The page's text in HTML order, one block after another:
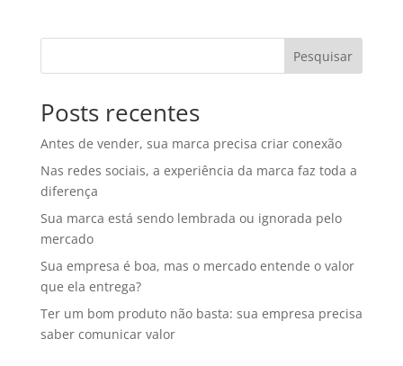
Pesquisar
Posts recentes
Antes de vender, sua marca precisa criar conexão
Nas redes sociais, a experiência da marca faz toda a
diferença
Sua marca está sendo lembrada ou ignorada pelo
mercado
Sua empresa é boa, mas o mercado entende o valor
que ela entrega?
Ter um bom produto não basta: sua empresa precisa
saber comunicar valor